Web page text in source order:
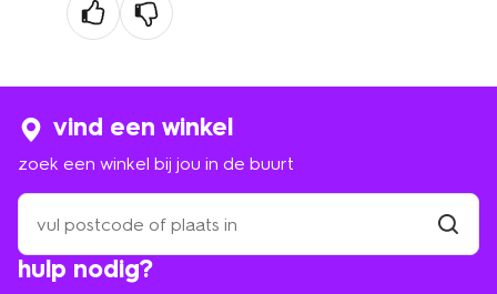
hulp nodig?
vind een winkel
zoek een winkel bij jou in de buurt
zoek
een
winkel
bij
vind